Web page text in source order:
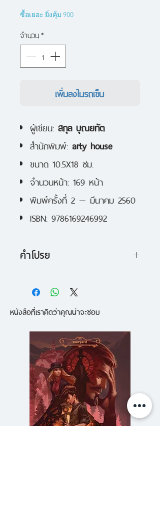
ซื้อเยอะ ยิ่งคุ้ม 900
จำนวน*
เพิ่มลงในรถเข็น
ผู้เขียน: สกุล บุณยทัต
สำนักพิมพ์: arty house
ขนาด 10.5X18 ซม.
จำนวนหน้า: 169 หน้า
พิมพ์ครั้งที่ 2 — มีนาคม 2560
ISBN: 9786169246992
คำโปรย
วิจารณ์ ผู้มีประสบการณ์เป็น
กรรมการตัดสินรางวัลวรรณกรรม
ระดับประเทศมากมาย อาทิ Young
Thai Artist Award และ รางวัล
วรรณกรรมสร้างสรรค์ยอดเยี่ยม
แห่งอาเซียน S.E.A. Write
ผู้วางหัวใจไว้ตรงหน้า รวบรวมคม
หนังสือที่เราคิดว่าคุณน่าจะชอบ